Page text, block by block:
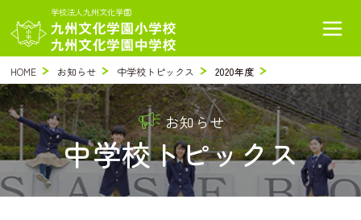
学校法人九州文化学園
HOME お知らせ 中学校トピックス 2020年度
お知らせ
中学校トピックス